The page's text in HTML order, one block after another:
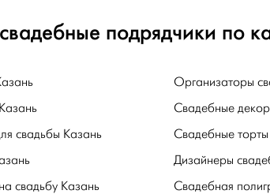
подрядчики по
Организаторы
Свадебные
свадьбы Казань
Свадебные
Дизайнеры
свадьбу Казань
Свадебная